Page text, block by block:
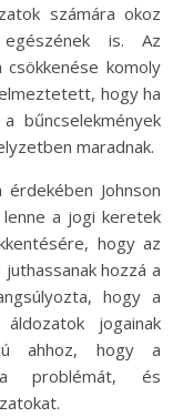
számára okoz
is. Az
komoly
hogy ha
bűncselekmények
maradnak.
Johnson
a jogi keretek
hogy az
hozzá a
hogy a
jogainak
ahhoz, hogy a
problémát, és